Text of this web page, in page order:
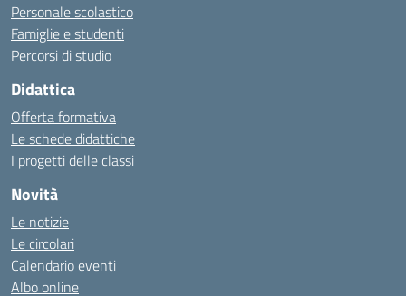
Personale scolastico
Famiglie e studenti
Percorsi di studio
Didattica
Offerta formativa
Le schede didattiche
I progetti delle classi
Novità
Le notizie
Le circolari
Calendario eventi
Albo online